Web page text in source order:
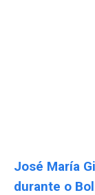
José María
durante o